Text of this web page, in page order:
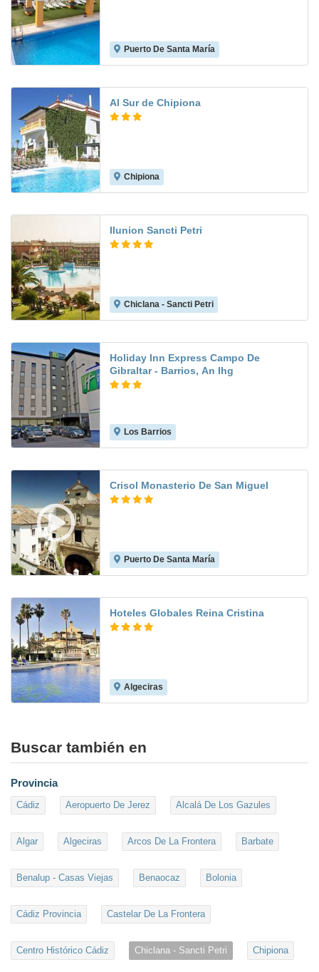
Puerto De Santa María
Al Sur de Chipiona
Chipiona
Ilunion Sancti Petri
Chiclana - Sancti Petri
Holiday Inn Express Campo De
Gibraltar - Barrios, An Ihg
Los Barrios
Crisol Monasterio De San Miguel
Puerto De Santa María
Hoteles Globales Reina Cristina
Algeciras
Buscar también en
Provincia
Cádiz Aeropuerto De Jerez Alcalá De Los Gazules
Algar Algeciras Arcos De La Frontera Barbate
Benalup - Casas Viejas Benaocaz Bolonia
Cádiz Provincia Castelar De La Frontera
Centro Histórico Cádiz Chiclana - Sancti Petri Chipiona